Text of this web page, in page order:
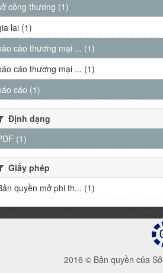
công thương (1)
lai (1)
cáo thương mại ... (1)
cáo thương mại ... (1)
cáo (1)
Định dạng
(1)
Giấy phép
quyền mở phi th... (1)
2016 © Bản quyền của